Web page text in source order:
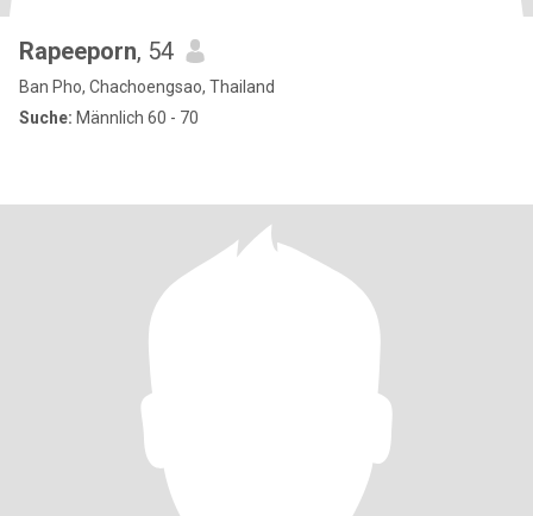
Rapeeporn, 54
Ban Pho, Chachoengsao, Thailand
Suche: Männlich 60 - 70